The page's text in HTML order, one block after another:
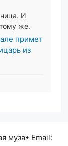
И
же.
примет
из
муза• Email: